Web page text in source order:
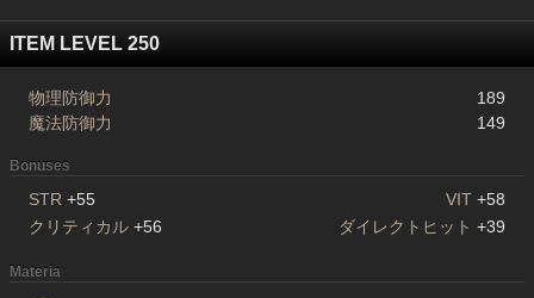
ITEM LEVEL 250
物理防御力
189
魔法防御力
149
Bonuses
STR +55 VIT +58
クリティカル +56 ダイレクトヒット +39
Materia